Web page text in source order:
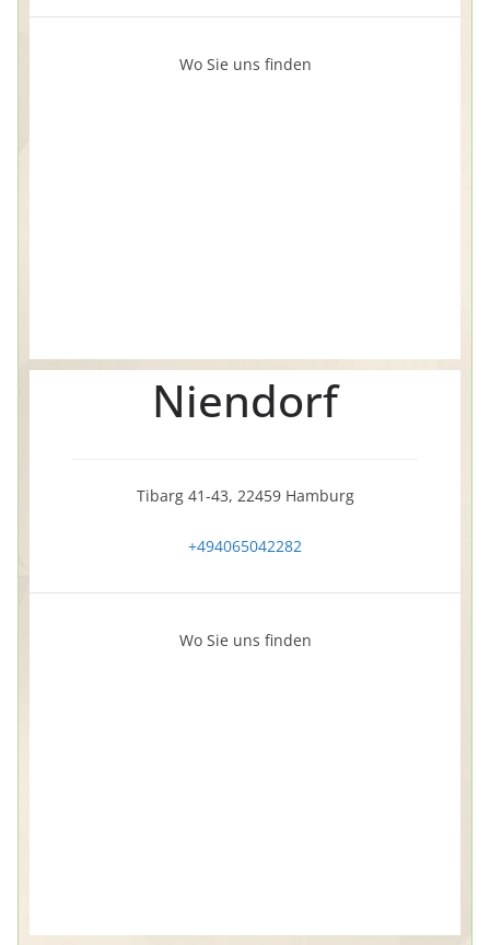
Wo Sie uns finden
Niendorf
Tibarg 41-43, 22459 Hamburg
+494065042282
Wo Sie uns finden